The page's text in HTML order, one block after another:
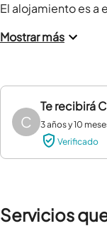
El alojamiento es
Mostrar más
C
Te recibirá
3 años y 10
Verificado
Servicios